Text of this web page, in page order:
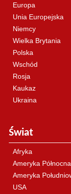
Europa
Unia Europejska
Niemcy
Wielka Brytania
Polska
Wschód
Rosja
Kaukaz
Ukraina
Świat
Afryka
Ameryka Północna
Ameryka
USA